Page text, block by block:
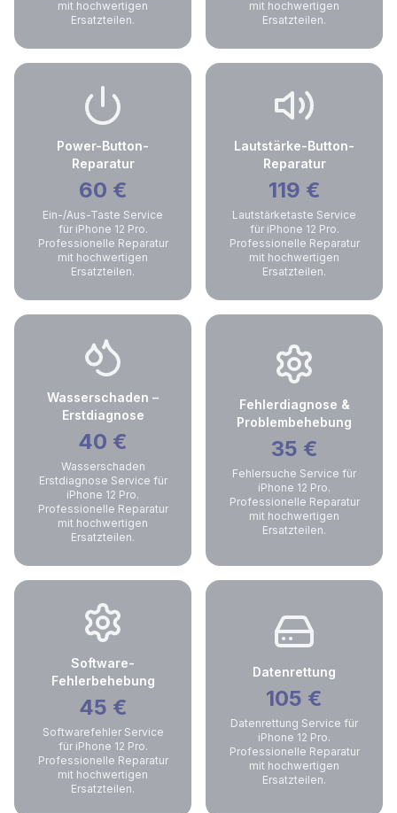
mit hochwertigen
Ersatzteilen.
mit hochwertigen
Ersatzteilen.
Power-Button-
Reparatur
60 €
Ein-/Aus-Taste Service
für iPhone 12 Pro.
Professionelle Reparatur
mit hochwertigen
Ersatzteilen.
Lautstärke-Button-
Reparatur
119 €
Lautstärketaste Service
für iPhone 12 Pro.
Professionelle Reparatur
mit hochwertigen
Ersatzteilen.
Wasserschaden –
Erstdiagnose
40 €
Wasserschaden
Erstdiagnose Service für
iPhone 12 Pro.
Professionelle Reparatur
mit hochwertigen
Ersatzteilen.
Fehlerdiagnose &
Problembehebung
35 €
Fehlersuche Service für
iPhone 12 Pro.
Professionelle Reparatur
mit hochwertigen
Ersatzteilen.
Software-
Fehlerbehebung
45 €
Softwarefehler Service
für iPhone 12 Pro.
Professionelle Reparatur
mit hochwertigen
Ersatzteilen.
Datenrettung
105 €
Datenrettung Service für
iPhone 12 Pro.
Professionelle Reparatur
mit hochwertigen
Ersatzteilen.